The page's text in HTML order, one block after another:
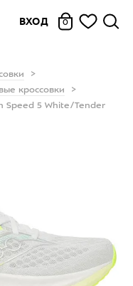
ВХОД 0
кроссовки
Speed 5 White/Tender